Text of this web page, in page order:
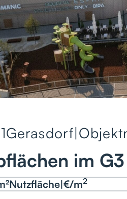
Gerasdorf|
im
Nutzfläche|€/m2